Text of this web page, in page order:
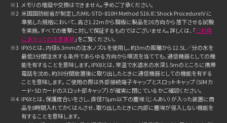
※1 メモリの増設や交換はできません。予めご了承ください。
※2 米国国防総省が制定したMIL-STD-810H Method 516.8：Shock ProcedureⅣに
準拠した規格において、高さ1.22mから鋼板に製品を26方向から落下させる試験
を実施。すべての衝撃に対して保証するものではございません。詳しくは、「ご利用
にあたっての注意事項」をご覧ください。
※3 IPX5とは、内径6.3mmの注水ノズルを使用し、約3mの距離から12.5L／分の水を
最低3分間注水する条件であらゆる方向から噴流を当てても、通信機器としての機
能を有することを意味します。IPX8とは、常温で水道水の水深1.5mのところに携帯
電話を沈め、約30分間放置後に取り出したときに通信機器としての機能を有する
ことを意味します。 ご使用の際は外部接続端子キャップとスロットキャップ（SIMカ
ード・SDカードのスロット部キャップ）が確実に閉じているかご確認ください。
※4 IP6Xとは、保護度合いをさし、直径75μm以下の塵埃（じんあい）が入った装置に商
品を8時間入れてかくはんさせ、取り出したときに内部に塵埃が侵入しない機能を
有することを意味します。